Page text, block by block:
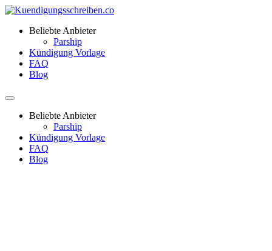
Beliebte Anbieter
Parship
Kündigung Vorlage
FAQ
Blog
Beliebte Anbieter
Parship
Kündigung Vorlage
FAQ
Blog